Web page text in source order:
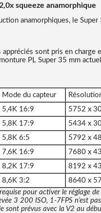
squeeze anamorphique
anamorphiques, le
sont pris en
PL Super 35 mm
Mode du capteur
5,4K 16:9 5752 x
5,8K 17:9 5434 x
5,8K 6:5 5792 x
7,6K 16:9 7680 x
8,2K 17:9 8192 x
8,6K 3:2 8640 x
pour activer le réglage
3 200 ISO, 1-7FPS n’est
sont prévus avec la V2 au